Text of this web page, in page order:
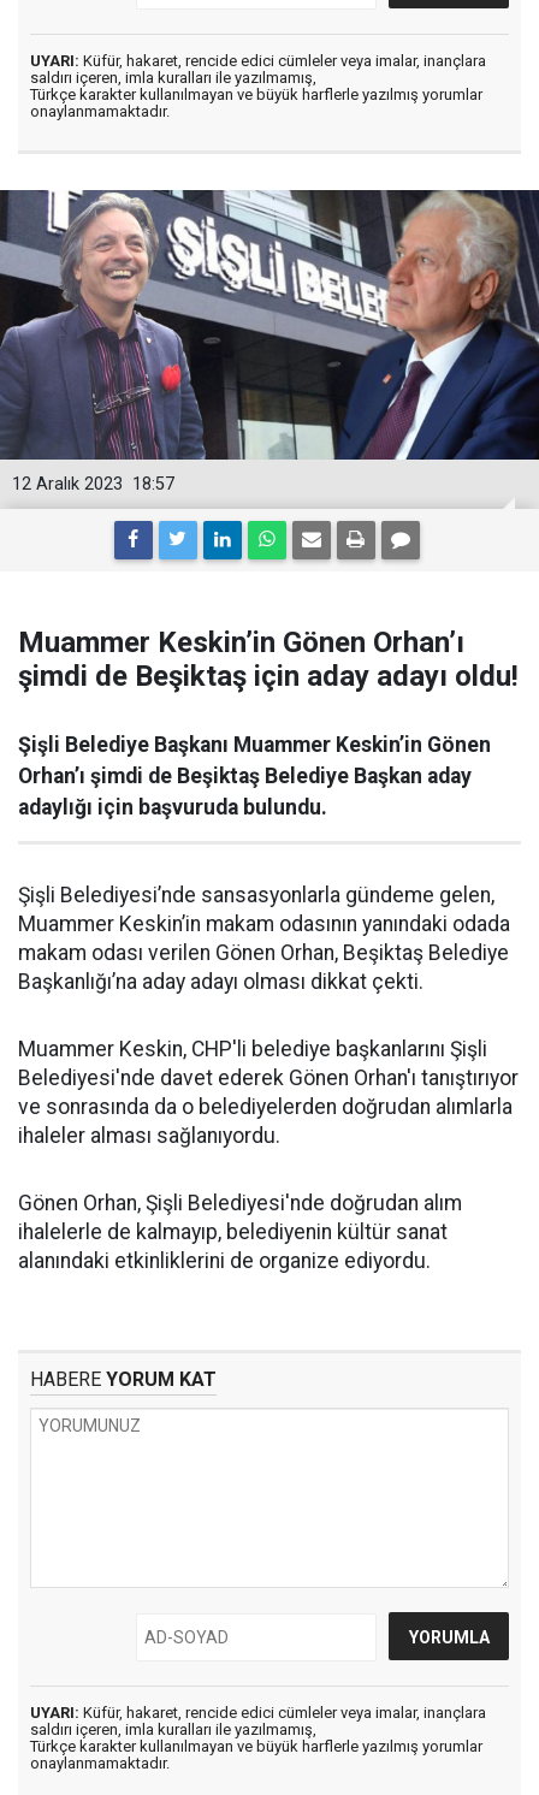
UYARI: Küfür, hakaret, rencide edici cümleler veya imalar, inançlara
saldırı içeren, imla kuralları ile yazılmamış,
Türkçe karakter kullanılmayan ve büyük harflerle yazılmış yorumlar
onaylanmamaktadır.
18:57
12 Aralık 2023
Muammer Keskin’in Gönen Orhan’ı
şimdi de Beşiktaş için aday adayı oldu!
Şişli Belediye Başkanı Muammer Keskin’in Gönen
Orhan’ı şimdi de Beşiktaş Belediye Başkan aday
adaylığı için başvuruda bulundu.
Şişli Belediyesi’nde sansasyonlarla gündeme gelen,
Muammer Keskin’in makam odasının yanındaki odada
makam odası verilen Gönen Orhan, Beşiktaş Belediye
Başkanlığı’na aday adayı olması dikkat çekti.
Muammer Keskin, CHP'li belediye başkanlarını Şişli
Belediyesi'nde davet ederek Gönen Orhan'ı tanıştırıyor
ve sonrasında da o belediyelerden doğrudan alımlarla
ihaleler alması sağlanıyordu.
Gönen Orhan, Şişli Belediyesi'nde doğrudan alım
ihalelerle de kalmayıp, belediyenin kültür sanat
alanındaki etkinliklerini de organize ediyordu.
HABERE YORUM KAT
UYARI: Küfür, hakaret, rencide edici cümleler veya imalar, inançlara
saldırı içeren, imla kuralları ile yazılmamış,
Türkçe karakter kullanılmayan ve büyük harflerle yazılmış yorumlar
onaylanmamaktadır.